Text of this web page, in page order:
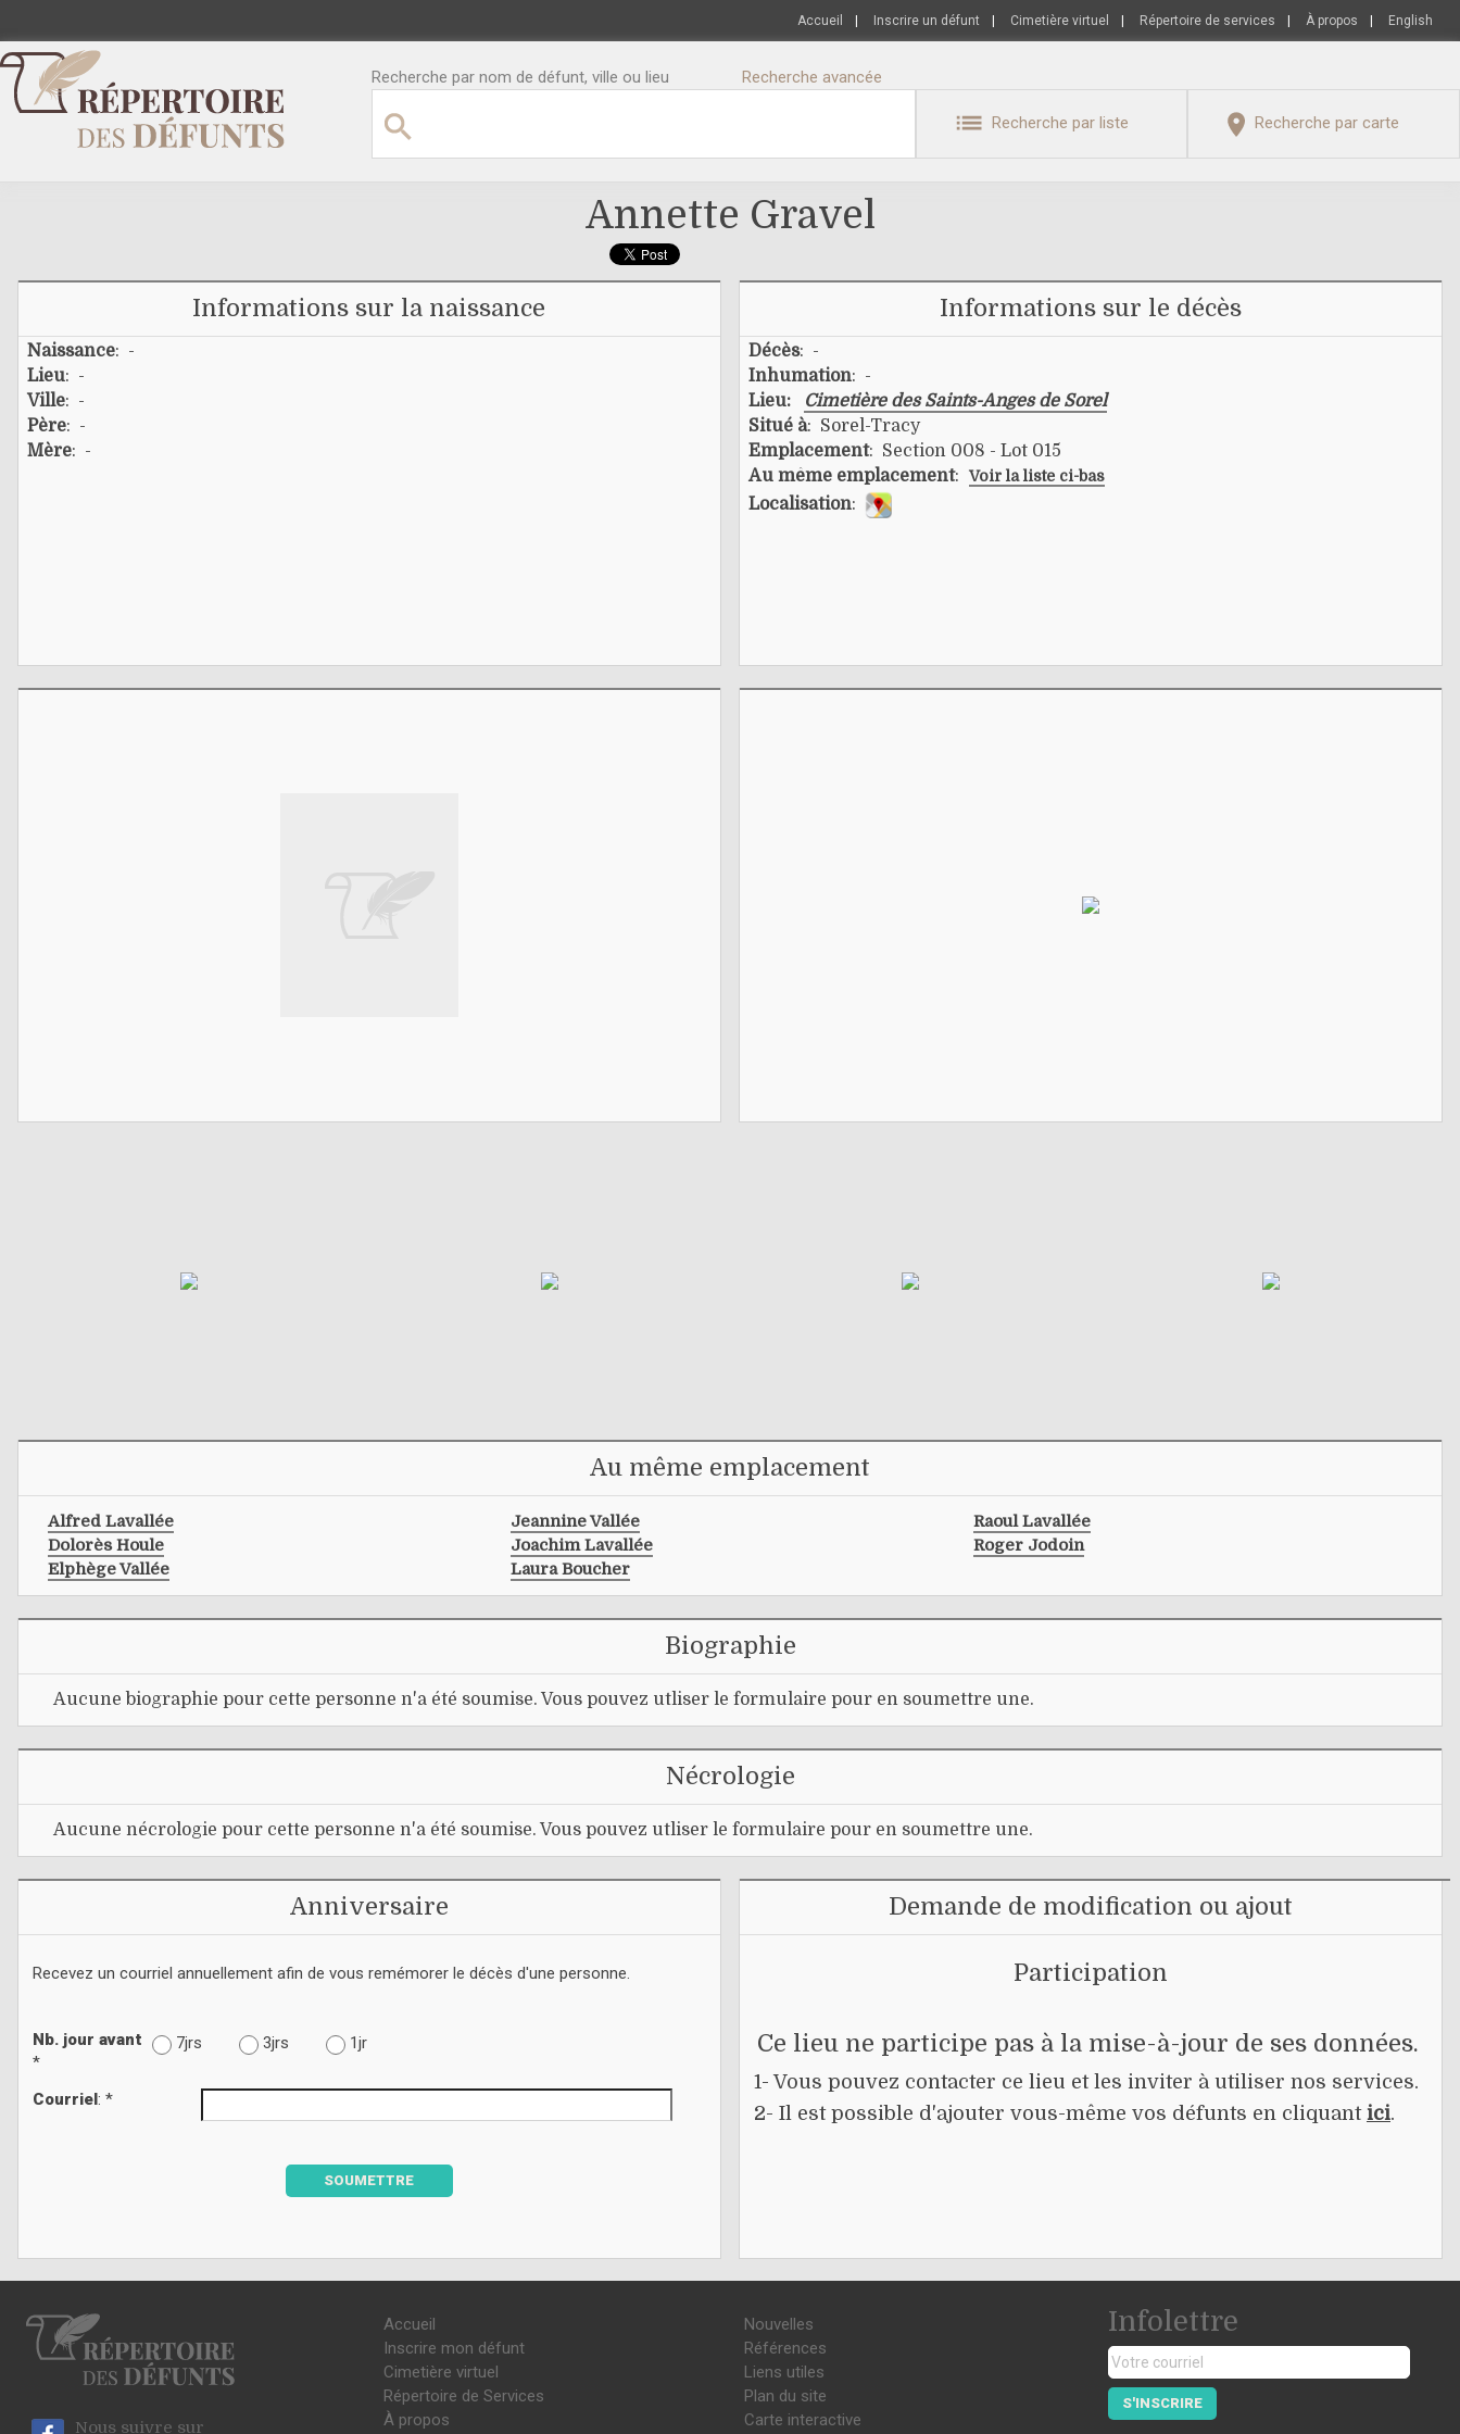
Accueil Inscrire un défunt Cimetière virtuel Répertoire de services À propos English
Recherche par nom de défunt, ville ou lieu Recherche avancée
Recherche par liste Recherche par carte
Annette Gravel
Informations sur la naissance
Naissance: -
Lieu: -
Ville: -
Père: -
Mère: -
Informations sur le décès
Décès: -
Inhumation: -
Lieu:
Cimetière des Saints-Anges de Sorel
Situé à: Sorel-Tracy
Emplacement: Section 008 - Lot 015
Au même emplacement: Voir la liste ci-bas
Localisation:
Au même emplacement
Alfred Lavallée
Dolorès Houle
Elphège Vallée
Jeannine Vallée
Joachim Lavallée
Laura Boucher
Raoul Lavallée
Roger Jodoin
Biographie
Aucune biographie pour cette personne n'a été soumise. Vous pouvez utliser le formulaire pour en soumettre une.
Nécrologie
Aucune nécrologie pour cette personne n'a été soumise. Vous pouvez utliser le formulaire pour en soumettre une.
Anniversaire
Recevez un courriel annuellement afin de vous remémorer le décès d'une personne.
Nb. jour avant
*
7jrs 3jrs 1jr
Courriel: *
SOUMETTRE
Demande de modification ou ajout
Participation
Ce lieu ne participe pas à la mise-à-jour de ses données.
1- Vous pouvez contacter ce lieu et les inviter à utiliser nos services.
2- Il est possible d'ajouter vous-même vos défunts en cliquant ici.
Nous suivre sur
Accueil
Inscrire mon défunt
Cimetière virtuel
Répertoire de Services
À propos
Nouvelles
Références
Liens utiles
Plan du site
Carte interactive
Infolettre
S'INSCRIRE